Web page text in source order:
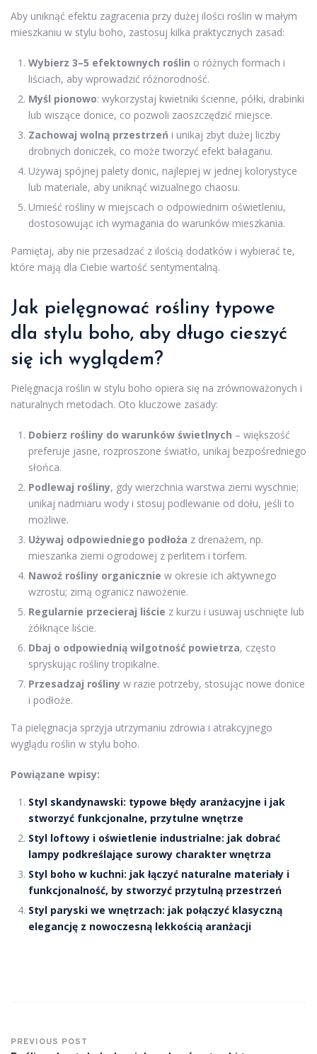
Aby uniknąć efektu zagracenia przy dużej ilości roślin w małym
mieszkaniu w stylu boho, zastosuj kilka praktycznych zasad:
Wybierz 3–5 efektownych roślin o różnych formach i
liściach, aby wprowadzić różnorodność.
Myśl pionowo: wykorzystaj kwietniki ścienne, półki, drabinki
lub wiszące donice, co pozwoli zaoszczędzić miejsce.
Zachowaj wolną przestrzeń i unikaj zbyt dużej liczby
drobnych doniczek, co może tworzyć efekt bałaganu.
Używaj spójnej palety donic, najlepiej w jednej kolorystyce
lub materiale, aby uniknąć wizualnego chaosu.
Umieść rośliny w miejscach o odpowiednim oświetleniu,
dostosowując ich wymagania do warunków mieszkania.
Pamiętaj, aby nie przesadzać z ilością dodatków i wybierać te,
które mają dla Ciebie wartość sentymentalną.
Jak pielęgnować rośliny typowe
dla stylu boho, aby długo cieszyć
się ich wyglądem?
Pielęgnacja roślin w stylu boho opiera się na zrównoważonych i
naturalnych metodach. Oto kluczowe zasady:
Dobierz rośliny do warunków świetlnych – większość
preferuje jasne, rozproszone światło, unikaj bezpośredniego
słońca.
Podlewaj rośliny, gdy wierzchnia warstwa ziemi wyschnie;
unikaj nadmiaru wody i stosuj podlewanie od dołu, jeśli to
możliwe.
Używaj odpowiedniego podłoża z drenażem, np.
mieszanka ziemi ogrodowej z perlitem i torfem.
Nawoź rośliny organicznie w okresie ich aktywnego
wzrostu; zimą ogranicz nawożenie.
Regularnie przecieraj liście z kurzu i usuwaj uschnięte lub
żółknące liście.
Dbaj o odpowiednią wilgotność powietrza, często
spryskując rośliny tropikalne.
Przesadzaj rośliny w razie potrzeby, stosując nowe donice
i podłoże.
Ta pielęgnacja sprzyja utrzymaniu zdrowia i atrakcyjnego
wyglądu roślin w stylu boho.
Powiązane wpisy:
Styl skandynawski: typowe błędy aranżacyjne i jak
stworzyć funkcjonalne, przytulne wnętrze
Styl loftowy i oświetlenie industrialne: jak dobrać
lampy podkreślające surowy charakter wnętrza
Styl boho w kuchni: jak łączyć naturalne materiały i
funkcjonalność, by stworzyć przytulną przestrzeń
Styl paryski we wnętrzach: jak połączyć klasyczną
elegancję z nowoczesną lekkością aranżacji
PREVIOUS POST